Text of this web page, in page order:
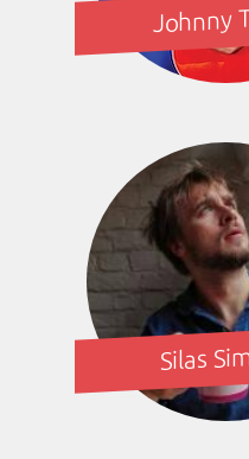
Johnny
Silas